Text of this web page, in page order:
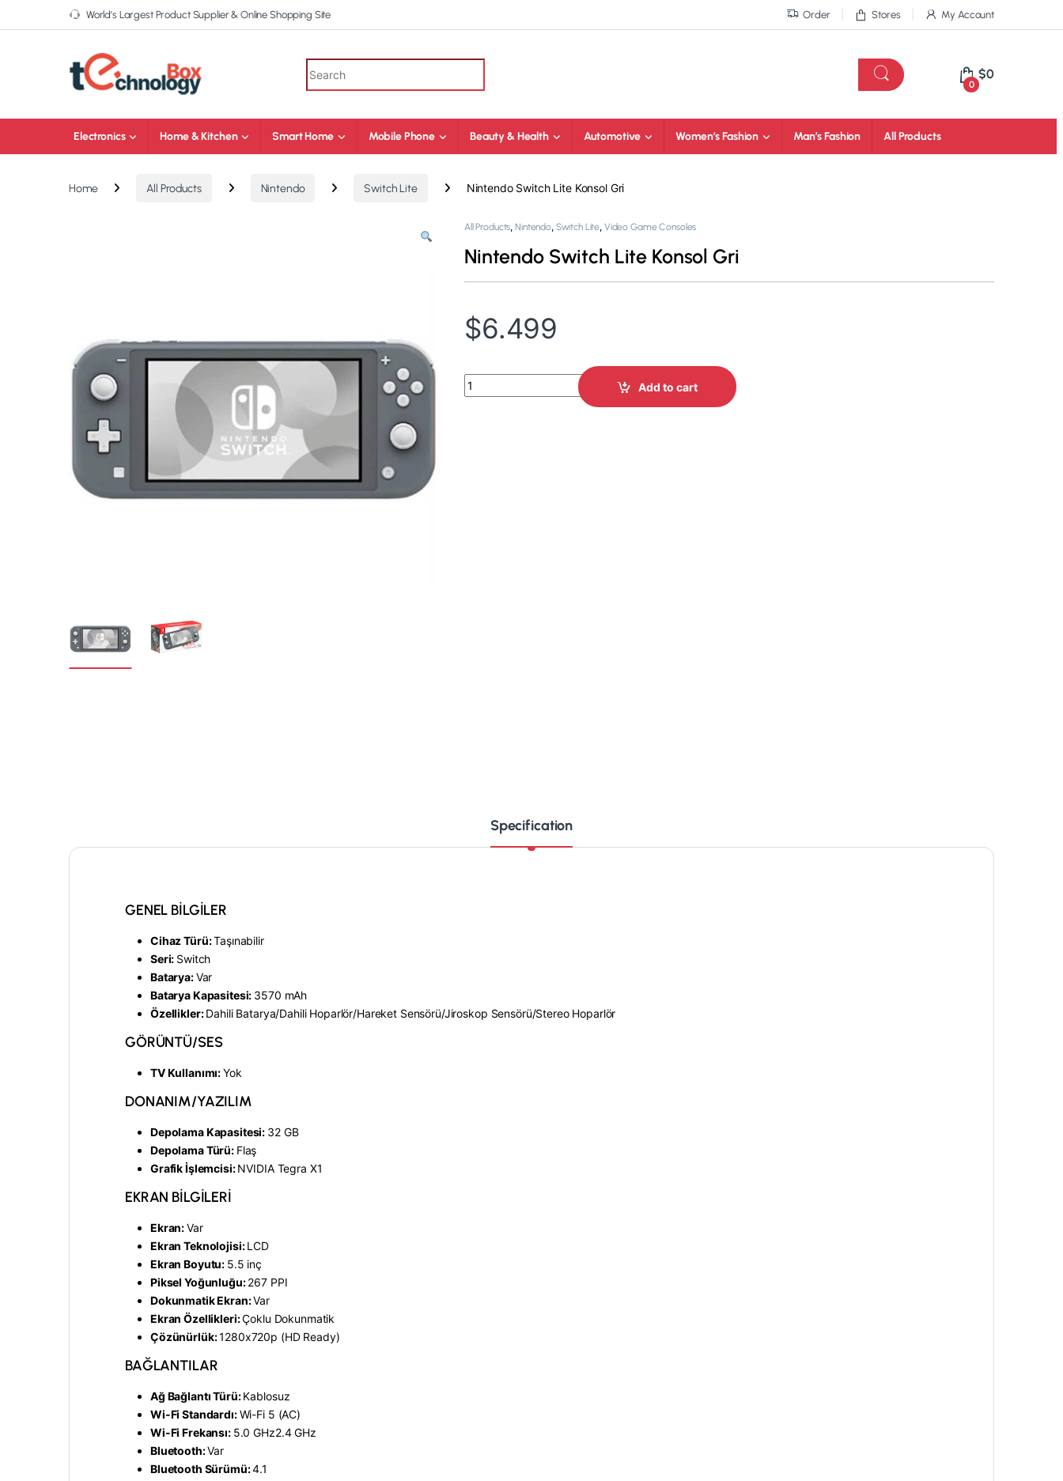
World’s Largest Product Supplier & Online Shopping Site Order Stores My Account
0
$0
Electronics Home & Kitchen Smart Home Mobile Phone Beauty & Health Automotive Women’s Fashion Man’s Fashion All Products
Home All Products Nintendo Switch Lite Nintendo Switch Lite Konsol Gri
All Products,Nintendo, Switch Lite, Video Game Consoles
Nintendo Switch Lite Konsol Gri
$6.499
Add to cart
Specification
GENEL BİLGİLER
Cihaz Türü:Taşınabilir
Seri: Switch
Batarya:Var
Batarya Kapasitesi: 3570 mAh
Özellikler:Dahili Batarya/Dahili Hoparlör/Hareket Sensörü/Jiroskop Sensörü/Stereo Hoparlör
GÖRÜNTÜ/SES
TV Kullanımı:Yok
DONANIM/YAZILIM
Depolama Kapasitesi: 32 GB
Depolama Türü: Flaş
Grafik İşlemcisi:NVIDIA Tegra X1
EKRAN BİLGİLERİ
Ekran:Var
Ekran Teknolojisi:LCD
Ekran Boyutu: 5.5 inç
Piksel Yoğunluğu:267 PPI
Dokunmatik Ekran:Var
Ekran Özellikleri:Çoklu Dokunmatik
Çözünürlük:1280x720p (HD Ready)
BAĞLANTILAR
Ağ Bağlantı Türü:Kablosuz
Wi-Fi Standardı:Wi-Fi 5 (AC)
Wi-Fi Frekansı: 5.0 GHz2.4 GHz
Bluetooth:Var
Bluetooth Sürümü:4.1